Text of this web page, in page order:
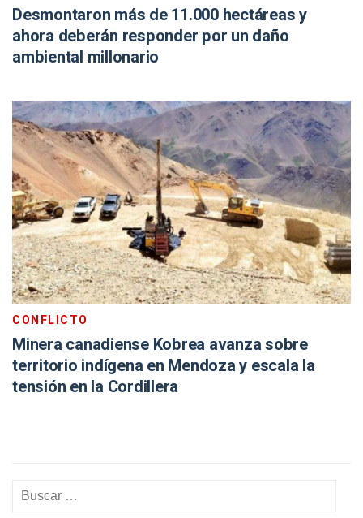
Desmontaron más de 11.000 hectáreas y
ahora deberán responder por un daño
ambiental millonario
CONFLICTO
Minera canadiense Kobrea avanza sobre
territorio indígena en Mendoza y escala la
tensión en la Cordillera